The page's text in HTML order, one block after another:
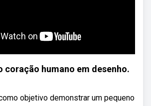
coração humano em desenho.
objetivo demonstrar um pequeno